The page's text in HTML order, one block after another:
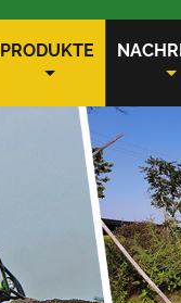
PRODUKTE